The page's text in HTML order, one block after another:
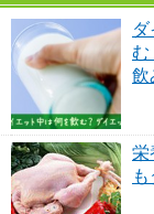
む
飲
栄